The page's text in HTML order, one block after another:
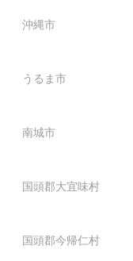
沖縄市
うるま市
南城市
国頭郡大宜味村
国頭郡今帰仁村